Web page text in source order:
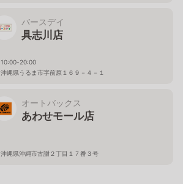
バースデイ
具志川店
10:00-20:00
沖縄県うるま市字前原１６９－４－１
オートバックス
あわせモール店
沖縄県沖縄市古謝２丁目１７番３号